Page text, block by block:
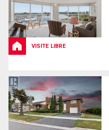
VISITE LIBRE